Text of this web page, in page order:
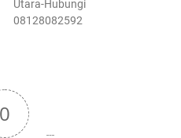
Utara-Hubungi
08128082592
0